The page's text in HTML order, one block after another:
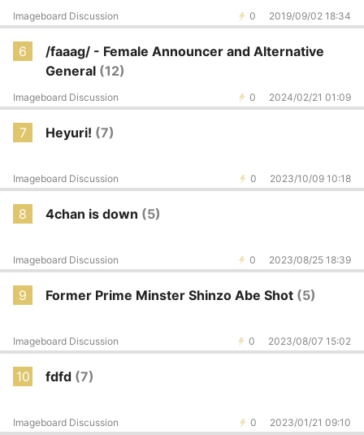
0 2019/09/02 18:34
Imageboard Discussion
6
/faaag/ - Female Announcer and Alternative
General (12)
0 2024/02/21 01:09
Imageboard Discussion
7 Heyuri! (7)
0 2023/10/09 10:18
Imageboard Discussion
8 4chan is down (5)
0 2023/08/25 18:39
Imageboard Discussion
9 Former Prime Minster Shinzo Abe Shot (5)
0 2023/08/07 15:02
Imageboard Discussion
10 fdfd (7)
0 2023/01/21 09:10
Imageboard Discussion